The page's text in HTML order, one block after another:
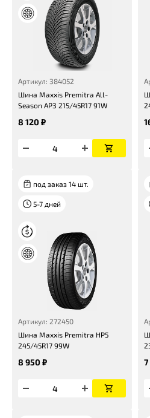
Артикул: 384052
Шина Maxxis Premitra All-
Season AP3 215/45R17 91W
8 120 ₽
под заказ 14 шт.
5-7 дней
Артикул: 272450
Шина Maxxis Premitra HP5
245/45R17 99W
8 950 ₽